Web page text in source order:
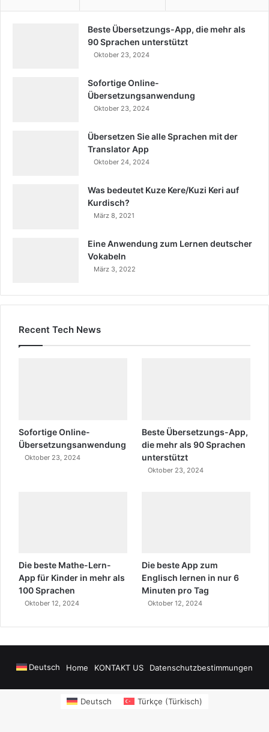
Beste Übersetzungs-App, die mehr als
90 Sprachen unterstützt
Oktober 23, 2024
Sofortige Online-
Übersetzungsanwendung
Oktober 23, 2024
Übersetzen Sie alle Sprachen mit der
Translator App
Oktober 24, 2024
Was bedeutet Kuze Kere/Kuzi Keri auf
Kurdisch?
März 8, 2021
Eine Anwendung zum Lernen deutscher
Vokabeln
März 3, 2022
Recent Tech News
Sofortige Online-
Übersetzungsanwendung
Oktober 23, 2024
Beste Übersetzungs-App,
die mehr als 90 Sprachen
unterstützt
Oktober 23, 2024
Die beste Mathe-Lern-
App für Kinder in mehr als
100 Sprachen
Oktober 12, 2024
Die beste App zum
Englisch lernen in nur 6
Minuten pro Tag
Oktober 12, 2024
Deutsch Home KONTAKT US Datenschutzbestimmungen
Deutsch Türkçe (Türkisch)